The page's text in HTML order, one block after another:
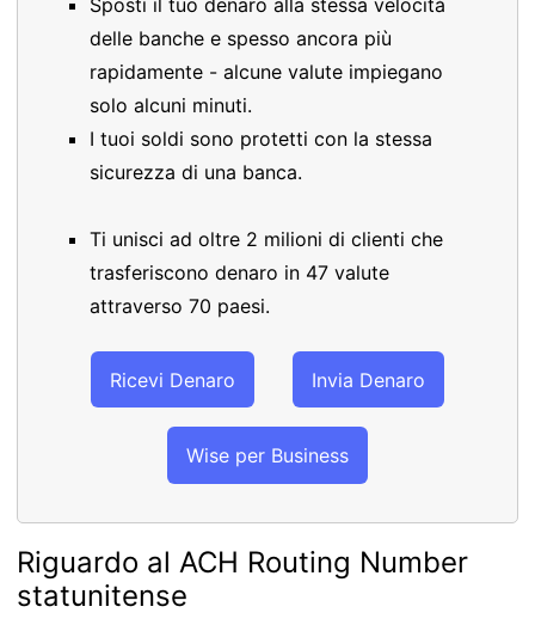
Sposti il tuo denaro alla stessa velocità
delle banche e spesso ancora più
rapidamente - alcune valute impiegano
solo alcuni minuti.
I tuoi soldi sono protetti con la stessa
sicurezza di una banca.
Ti unisci ad oltre 2 milioni di clienti che
trasferiscono denaro in 47 valute
attraverso 70 paesi.
Ricevi Denaro Invia Denaro
Wise per Business
Riguardo al ACH Routing Number
statunitense